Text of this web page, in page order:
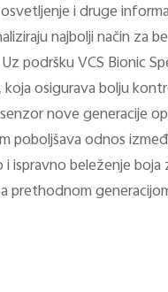
i druge
najbolji način za
podršku VCS Bionic
osigurava bolju
nove generacije
poboljšava odnos
i ispravno beleženje boja
prethodnom